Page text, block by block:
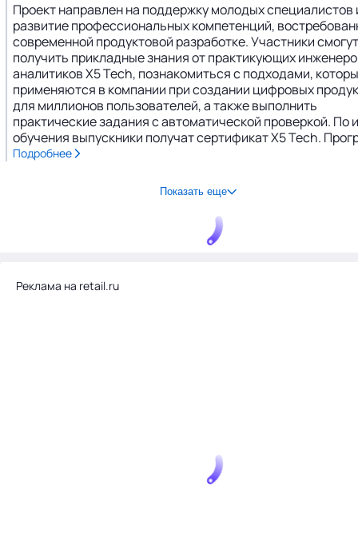
Проект направлен на поддержку молодых специалистов
развитие профессиональных компетенций,
современной продуктовой разработке. Участники смогут
получить прикладные знания от практикующих
аналитиков Х5 Tech, познакомиться с подходами,
применяются в компании при создании цифровых
для миллионов пользователей, а также выполнить
практические задания с автоматической проверкой. По
обучения выпускники получат сертификат Х5 Tech.
Подробнее
Показать еще
Реклама на retail.ru